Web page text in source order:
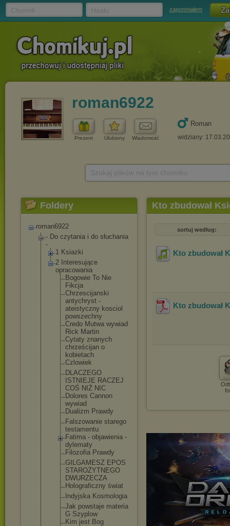
zapomniałem
roman6922
Prezent Ulubiony Wiadomość
Roman
widziany:
Foldery
roman6922
- Do czytania i do słuchania
-
1 Ksiazki
2 Interesujące
opracowania
Bogowie To Nie
Fikcja
Chrzescijanski
antychryst -
ateistyczny kosciol
powszechny
Credo Mutwa wywiad
Rick Martin
Cytaty znanych
chrześcijan o
kobietach
Czlowiek
DLACZEGO
ISTNIEJE RACZEJ
COŚ NIŻ NIC
Dolores Cannon
wywiad
Dualizm Prawdy
Falszowanie starego
testamentu
Fatima - objawienia -
dylematy
Filozofia Prawdy
GILGAMESZ EPOS
STAROŻYTNEGO
DWURZECZA
Holograficzny świat
Indyjska Kosmologia
Jak powstaje materia
G Szyplow
Kim jest Bog
Kto zbudował
sortuj według:
Kto zbudował
Kto zbudował